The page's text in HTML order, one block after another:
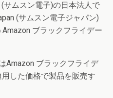
サムスン電子)の日本法人で
(サムスン電子ジャパン)
ブラックフライデー
Amazon ブラックフライデ
した価格で製品を販売す